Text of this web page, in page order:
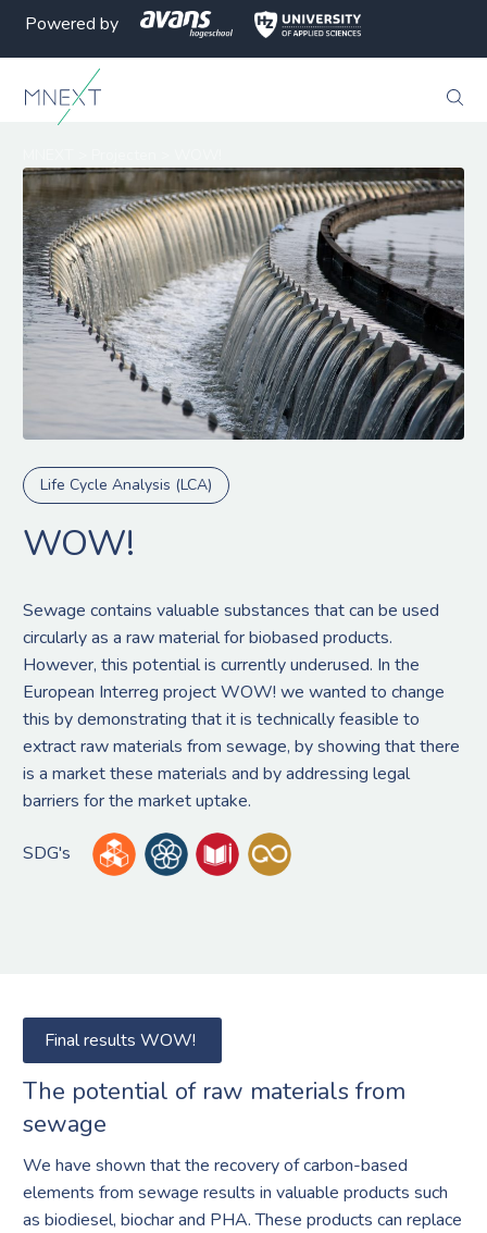
Powered by
Life Cycle Analysis (LCA)
WOW!
Sewage contains valuable substances that can be used
circularly as a raw material for biobased products.
However, this potential is currently underused. In the
European Interreg project WOW! we wanted to change
this by demonstrating that it is technically feasible to
extract raw materials from sewage, by showing that there
is a market these materials and by addressing legal
barriers for the market uptake.
SDG's
Final results WOW!
The potential of raw materials from
sewage
We have shown that the recovery of carbon-based
elements from sewage results in valuable products such
as biodiesel, biochar and PHA. These products can replace